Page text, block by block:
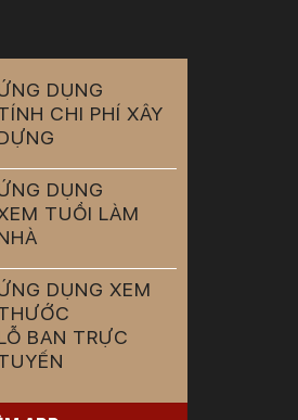
DỤNG
CHI PHÍ XÂY
DỤNG
TUỔI LÀM
DỤNG XEM
BAN TRỰC